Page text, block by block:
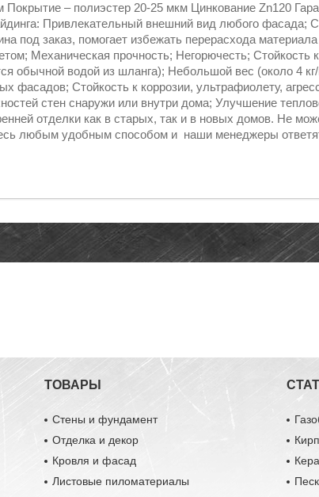
– полиэстер 20-25 мкм Цинкование Zn120
Привлекательный внешний вид любого фасада;
под заказ, помогает избежать перерасхода
Механическая прочность; Негорючесть; Стойкость
обычной водой из шланга); Небольшой вес (около 4
фасадов; Стойкость к коррозии, ультрафиолету,
стен снаружи или внутри дома; Улучшение
отделки как в старых, так и в новых домов. Не
любым удобным способом и наши менеджеры
ТОВАРЫ
Стены и фундамент
Отделка и декор
Кровля и фасад
Листовые пиломатериалы